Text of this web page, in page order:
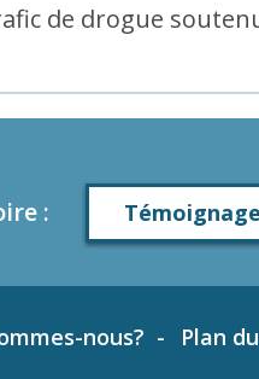
de drogue
:
nous? Plan